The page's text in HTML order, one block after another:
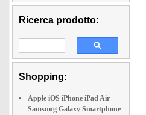
Ricerca prodotto:
Shopping:
Apple iOS iPhone iPad Air
Samsung Galaxy Smartphone